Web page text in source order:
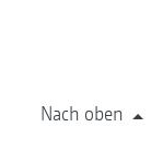
Nach oben